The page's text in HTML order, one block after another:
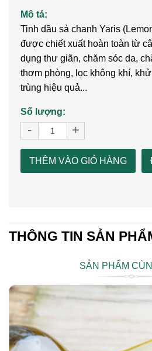
Mô tả:
Tinh dầu sả chanh Yaris
được chiết xuất hoàn toàn từ
dụng thư giãn, chăm sóc da,
thơm phòng, lọc không khí,
trùng hiệu quả...
Số lượng:
- +
THÊM VÀO GIỎ HÀNG
THÔNG TIN SẢN
SẢN PHẨM